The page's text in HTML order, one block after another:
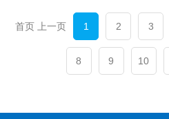
首页 上一页 1 2 3
8 9 10